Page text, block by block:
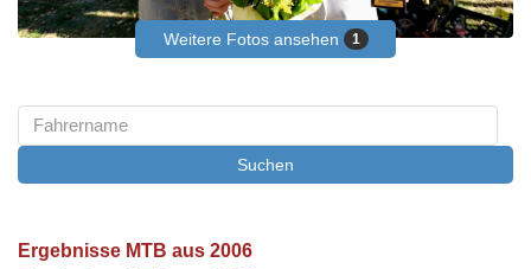
Weitere Fotos ansehen 1
Suchen
Ergebnisse MTB aus 2006